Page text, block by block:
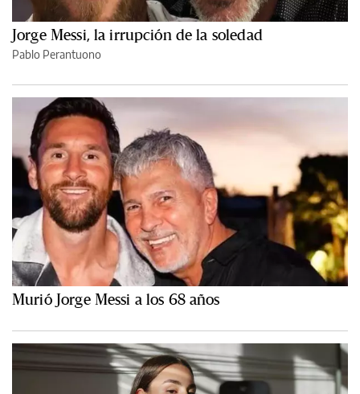
Jorge Messi, la irrupción de la soledad
Pablo Perantuono
Murió Jorge Messi a los 68 años